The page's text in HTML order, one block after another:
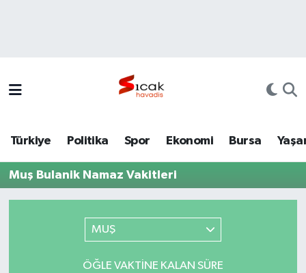
Türkiye Politika Spor Ekonomi Bursa
Muş Bulanik Namaz Vakitleri
MUŞ
ÖĞLE VAKTINE KALAN SÜRE
Politika
Tüm Manşetler
Son Dakika Haberleri
Haber Arşivi